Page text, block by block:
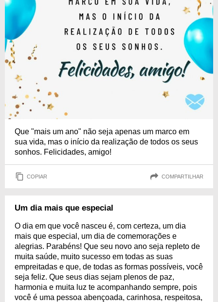
Que "mais um ano" não seja apenas um marco em
sua vida, mas o início da realização de todos os seus
sonhos. Felicidades, amigo!
COPIAR COMPARTILHAR
Um dia mais que especial
O dia em que você nasceu é, com certeza, um dia
mais que especial, um dia de comemorações e
alegrias. Parabéns! Que seu novo ano seja repleto de
muita saúde, muito sucesso em todas as suas
empreitadas e que, de todas as formas possíveis, você
seja feliz. Que seus dias sejam plenos de paz,
harmonia e muita luz te acompanhando sempre, pois
você é uma pessoa abençoada, carinhosa, respeitosa,